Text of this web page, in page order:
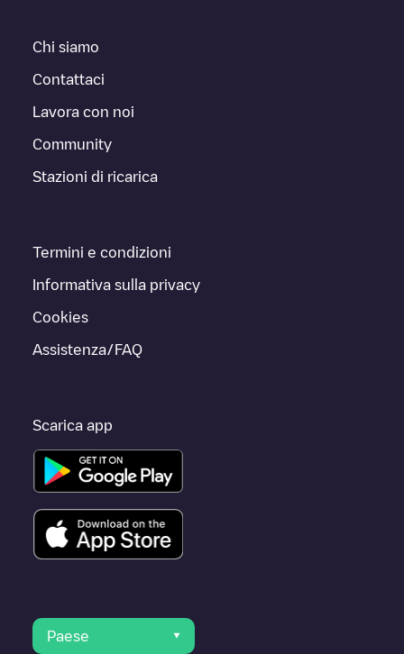
Chi siamo
Contattaci
Lavora con noi
Community
Stazioni di ricarica
Termini e condizioni
Informativa sulla privacy
Cookies
Assistenza/FAQ
Scarica app
Paese